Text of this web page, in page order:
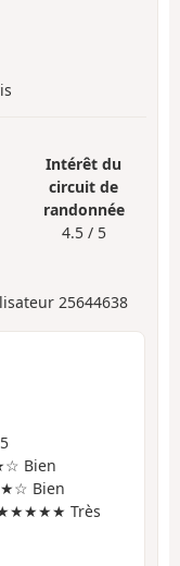
Intérêt du
circuit de
randonnée
4.5 / 5
25644638
Bien
Bien
Très